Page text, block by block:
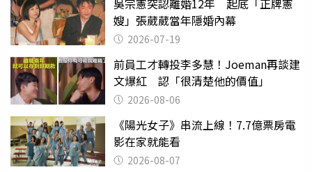
嫂」張葳葳當年隱婚內幕
2026-07-19
前員工才轉投李多慧！Joeman再談建
文爆紅 認「很清楚他的價值」
2026-08-06
《陽光女子》串流上線！7.7億票房電
影在家就能看
2026-08-07